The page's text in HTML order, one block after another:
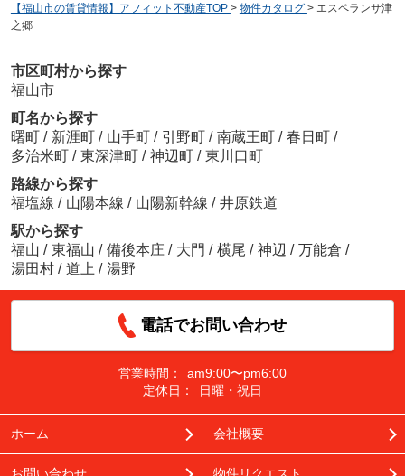
【福山市の賃貸情報】アフィット不動産TOP > 物件カタログ > エスペランサ津
之郷
市区町村から探す
福山市
町名から探す
曙町 / 新涯町 / 山手町 / 引野町 / 南蔵王町 / 春日町 /
多治米町 / 東深津町 / 神辺町 / 東川口町
路線から探す
福塩線 / 山陽本線 / 山陽新幹線 / 井原鉄道
駅から探す
福山 / 東福山 / 備後本庄 / 大門 / 横尾 / 神辺 / 万能倉 /
湯田村 / 道上 / 湯野
電話でお問い合わせ
営業時間：
am9:00〜pm6:00
定休日：
日曜・祝日
ホーム 会社概要